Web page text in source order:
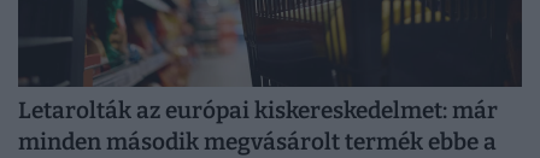
Letarolták az európai kiskereskedelmet: már
minden második megvásárolt termék ebbe a